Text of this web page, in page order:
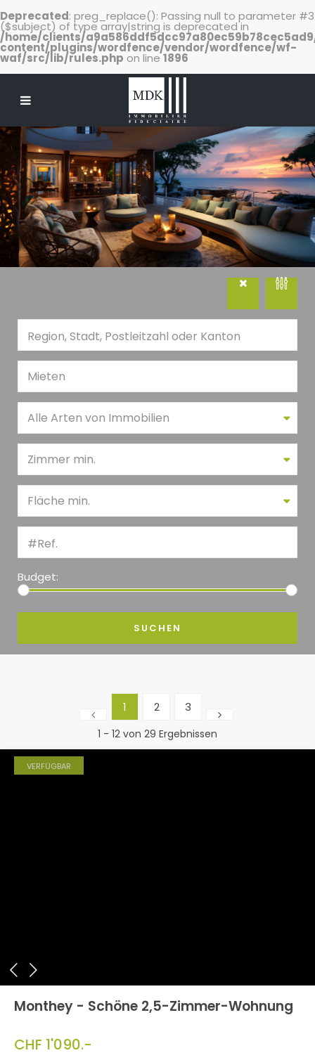
Deprecated: preg_replace(): Passing null to parameter #3
($subject) of type array|string is deprecated in
/home/clients/
content/plugins/wordfence/vendor/wordfence/wf-
waf/src/lib/rules.php on line1896
Mieten
Alle Arten von Immobilien
Zimmer min.
Fläche min.
Budget:
1 2 3
1 - 12 von 29 Ergebnissen
VERFÜGBAR
Monthey - Schöne 2,5-Zimmer-Wohnung
CHF 1'090.-